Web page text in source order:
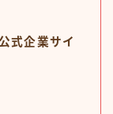
式企業サイ